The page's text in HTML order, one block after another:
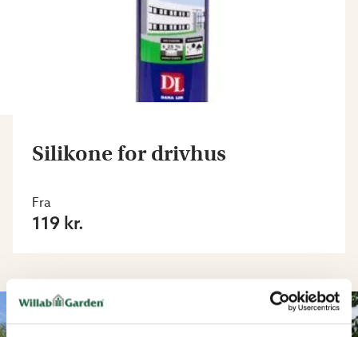
Silikone for drivhus
Fra
119 kr.